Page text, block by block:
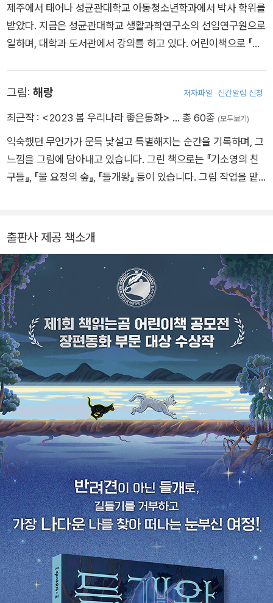
제주에서 태어나 성균관대학교 아동청소년학과에서 박사 학위를
받았다. 지금은 성균관대학교 생활과학연구소의 선임연구원으로
일하며, 대학과 도서관에서 강의를 하고 있다. 어린이책으로 『들
책 숲속을 거닐다』 등을 썼다.
그림: 해랑 저자파일 신간알림 신청
최근작 : <2023 봄 우리나라 좋은동화> … 총 60종 (모두보기)
익숙했던 무언가가 문득 낯설고 특별해지는 순간을 기록하며, 그
느낌을 그림에 담아내고 있습니다. 그린 책으로는 『기소영의 친
구들』, 『물 요정의 숲』, 『들개왕』 등이 있습니다. 그림 작업을 맡
출판사 제공 책소개